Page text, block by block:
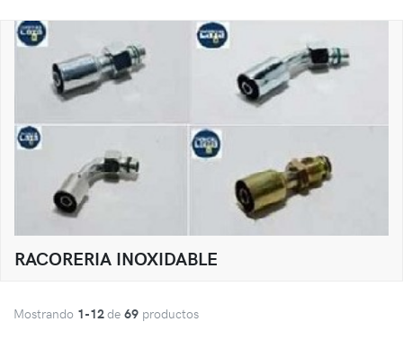
RACORERIA INOXIDABLE
Mostrando 1-12de 69 productos